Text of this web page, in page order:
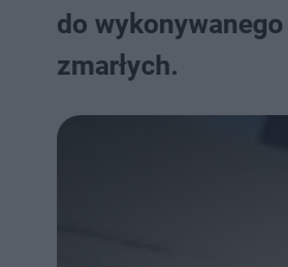
do
zmarłych.